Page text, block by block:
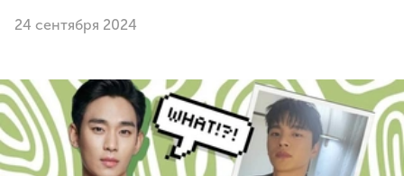
24 сентября 2024